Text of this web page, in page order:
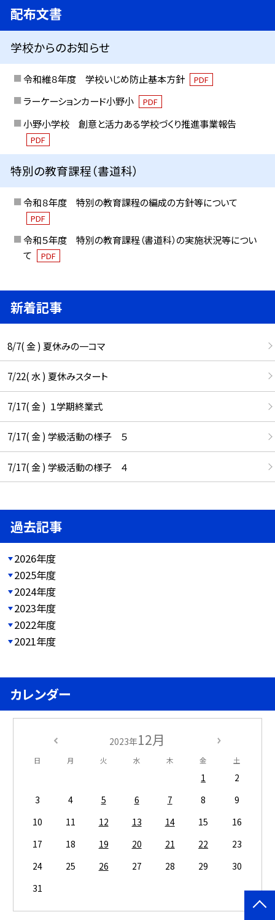
配布文書
学校からのお知らせ
令和維８年度 学校いじめ防止基本方針 PDF
ラーケーションカード小野小 PDF
小野小学校 創意と活力ある学校づくり推進事業報告
PDF
特別の教育課程（書道科）
令和８年度 特別の教育課程の編成の方針等について
PDF
令和５年度 特別の教育課程（書道科）の実施状況等につい
て
PDF
新着記事
8/7( 金 ) 夏休みの一コマ
7/22( 水 ) 夏休みスタート
7/17( 金 ) １学期終業式
7/17( 金 ) 学級活動の様子 ５
7/17( 金 ) 学級活動の様子 ４
過去記事
2026年度
2025年度
2024年度
2023年度
2022年度
2021年度
カレンダー
2023年12月
日 月 火 水 木 金 土
1
2
3
4 5 6 7 8
9
10
11 12 13 14 15
16
17
18 19 20 21 22
23
24
25 26 27 28 29
30
31